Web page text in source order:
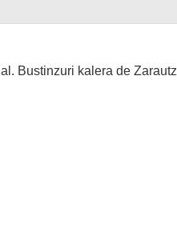
Bustinzuri kalera de Zarautz